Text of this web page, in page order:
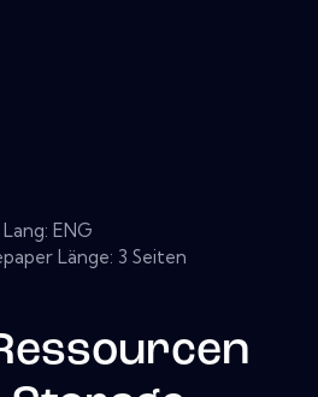
Lang: ENG
Länge: 3 Seiten